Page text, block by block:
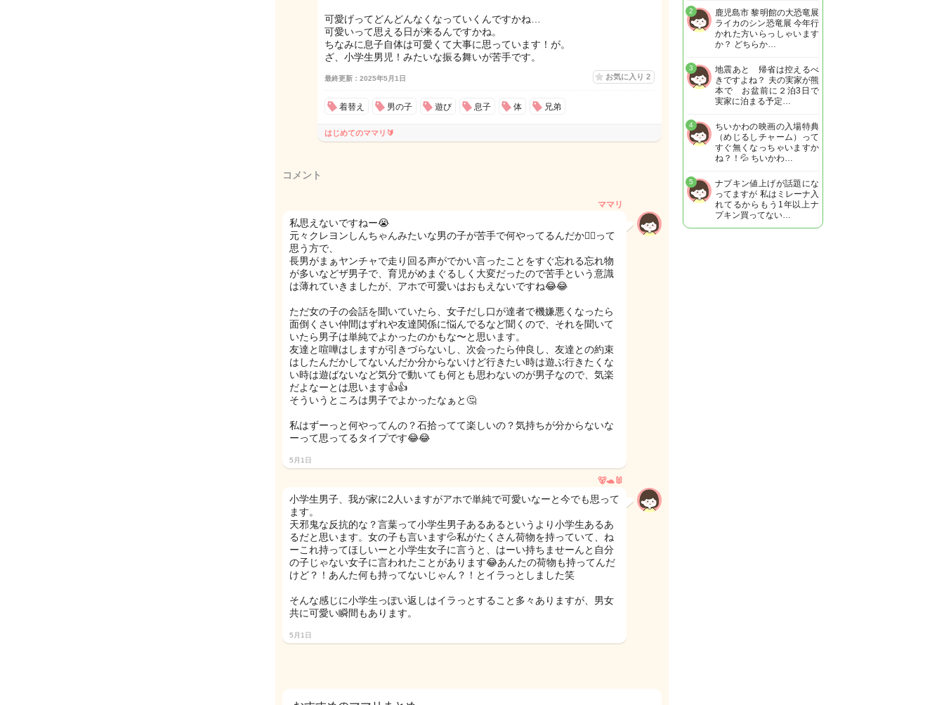
可愛げってどんどんなくなっていくんですかね…
可愛いって思える日が来るんですかね。
ちなみに息子自体は可愛くて大事に思っています！が。
ざ、小学生男児！みたいな振る舞いが苦手です。
最終更新：2025年5月1日 お気に入り 2
着替え 男の子 遊び 息子 体 兄弟
はじめてのママリ🔰
コメント
ママリ
私思えないですねー😭
元々クレヨンしんちゃんみたいな男の子が苦手で何やってるんだか😮‍💨って
思う方で、
長男がまぁヤンチャで走り回る声がでかい言ったことをすぐ忘れる忘れ物
が多いなどザ男子で、育児がめまぐるしく大変だったので苦手という意識
は薄れていきましたが、アホで可愛いはおもえないですね😂😂
ただ女の子の会話を聞いていたら、女子だし口が達者で機嫌悪くなったら
面倒くさい仲間はずれや友達関係に悩んでるなど聞くので、それを聞いて
いたら男子は単純でよかったのかもな〜と思います。
友達と喧嘩はしますが引きづらないし、次会ったら仲良し、友達との約束
はしたんだかしてないんだか分からないけど行きたい時は遊ぶ行きたくな
い時は遊ばないなど気分で動いても何とも思わないのが男子なので、気楽
だよなーとは思います👍👍
そういうところは男子でよかったなぁと🤔
私はずーっと何やってんの？石拾ってて楽しいの？気持ちが分からないな
ーって思ってるタイプです😂😂
5月1日
🐻🐢🐰
小学生男子、我が家に2人いますがアホで単純で可愛いなーと今でも思って
ます。
天邪鬼な反抗的な？言葉って小学生男子あるあるというより小学生あるあ
るだと思います。女の子も言います💦私がたくさん荷物を持っていて、ね
ーこれ持ってほしいーと小学生女子に言うと、はーい持ちませーんと自分
の子じゃない女子に言われたことがあります😂あんたの荷物も持ってんだ
けど？！あんた何も持ってないじゃん？！とイラっとしました笑
そんな感じに小学生っぽい返しはイラっとすること多々ありますが、男女
共に可愛い瞬間もあります。
5月1日
鹿児島市 黎明館の大恐竜展
ライカのシン恐竜展 今年行
かれた方いらっしゃいます
か？ どちらか…
2
地震あと 帰省は控えるべ
きですよね？ 夫の実家が熊
本で お盆前に２泊3日で
実家に泊まる予定…
3
ちいかわの映画の入場特典
（めじるしチャーム）って
すぐ無くなっちゃいますか
ね？！💦 ちいかわ…
4
ナプキン値上げが話題にな
ってますが 私はミレーナ入
れてるからもう1年以上ナ
プキン買ってない…
5